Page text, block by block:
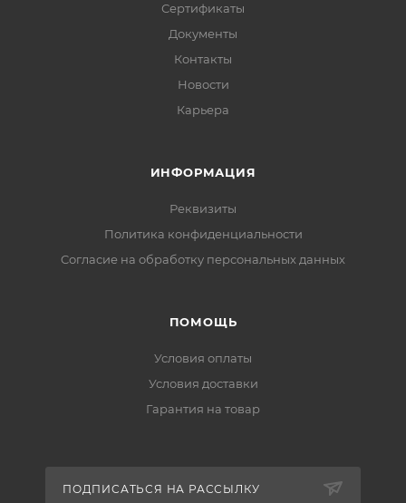
Сертификаты
Документы
Контакты
Новости
Карьера
ИНФОРМАЦИЯ
Реквизиты
Политика конфиденциальности
Cогласие на обработку персональных данных
ПОМОЩЬ
Условия оплаты
Условия доставки
Гарантия на товар
ПОДПИСАТЬСЯ НА РАССЫЛКУ